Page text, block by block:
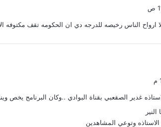
ارواح الناس رخيصه للدرجه دي ان الحكومه تقف مكتوفه
غدير الصقعبي بقناة البوادي ..وكان البرنامج يخص